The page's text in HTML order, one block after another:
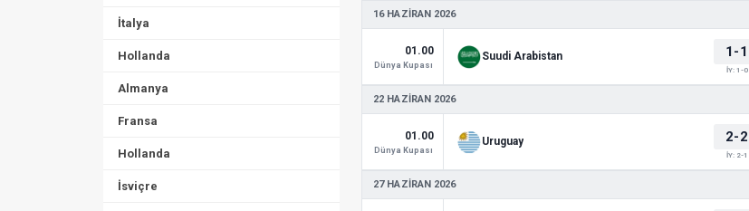
İtalya
Hollanda
Almanya
Fransa
Hollanda
İsviçre
16 HAZIRAN 2026
01.00
Dünya Kupası
Suudi Arabistan 1-1
İY: 1-0
22 HAZIRAN 2026
01.00
Dünya Kupası
Uruguay 2-2
İY: 2-1
27 HAZIRAN 2026